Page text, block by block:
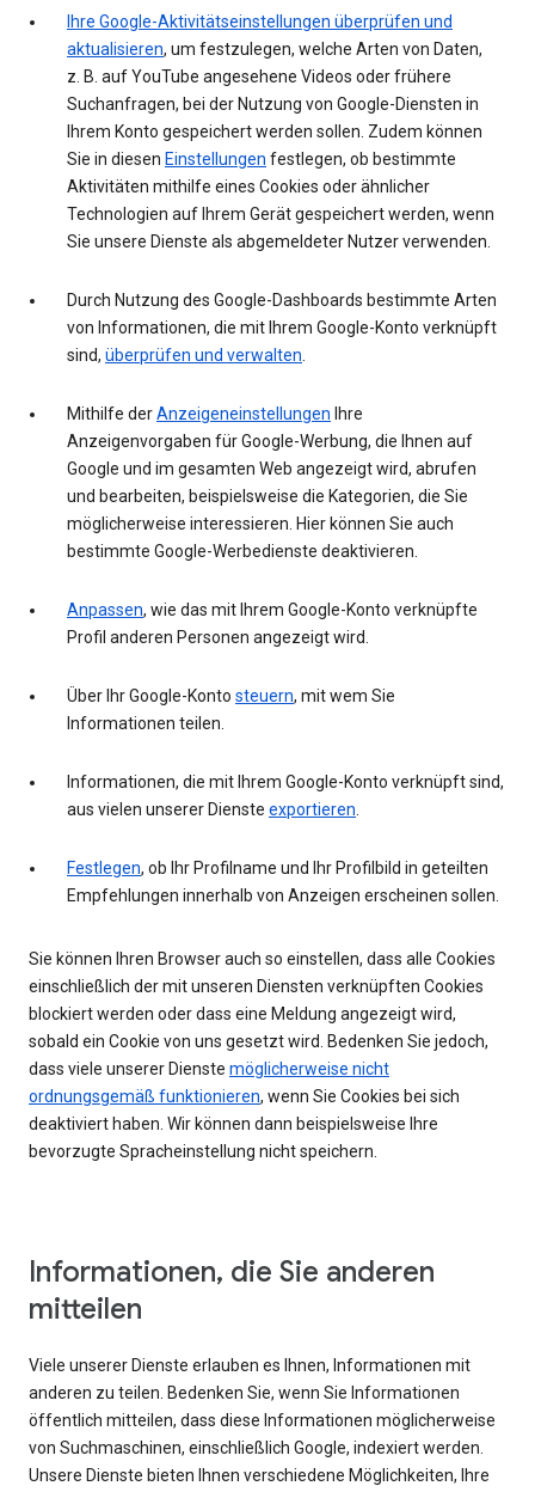
Ihre Google-Aktivitätseinstellungen überprüfen und
aktualisieren, um festzulegen, welche Arten von Daten,
z. B. auf YouTube angesehene Videos oder frühere
Suchanfragen, bei der Nutzung von Google-Diensten in
Ihrem Konto gespeichert werden sollen. Zudem können
Sie in diesen Einstellungen festlegen, ob bestimmte
Aktivitäten mithilfe eines Cookies oder ähnlicher
Technologien auf Ihrem Gerät gespeichert werden, wenn
Sie unsere Dienste als abgemeldeter Nutzer verwenden.
Durch Nutzung des Google-Dashboards bestimmte Arten
von Informationen, die mit Ihrem Google-Konto verknüpft
sind, überprüfen und verwalten.
Mithilfe derAnzeigeneinstellungen Ihre
Anzeigenvorgaben für Google-Werbung, die Ihnen auf
Google und im gesamten Web angezeigt wird, abrufen
und bearbeiten, beispielsweise die Kategorien, die Sie
möglicherweise interessieren. Hier können Sie auch
bestimmte Google-Werbedienste deaktivieren.
Anpassen, wie das mit Ihrem Google-Konto verknüpfte
Profil anderen Personen angezeigt wird.
Über Ihr Google-Konto steuern, mit wem Sie
Informationen teilen.
Informationen, die mit Ihrem Google-Konto verknüpft sind,
aus vielen unserer Dienste exportieren.
Festlegen, ob Ihr Profilname und Ihr Profilbild in geteilten
Empfehlungen innerhalb von Anzeigen erscheinen sollen.
Sie können Ihren Browser auch so einstellen, dass alle Cookies
einschließlich der mit unseren Diensten verknüpften Cookies
blockiert werden oder dass eine Meldung angezeigt wird,
sobald ein Cookie von uns gesetzt wird. Bedenken Sie jedoch,
dass viele unserer Dienste möglicherweise nicht
ordnungsgemäß funktionieren, wenn Sie Cookies bei sich
deaktiviert haben. Wir können dann beispielsweise Ihre
bevorzugte Spracheinstellung nicht speichern.
Informationen, die Sie anderen
mitteilen
Viele unserer Dienste erlauben es Ihnen, Informationen mit
anderen zu teilen. Bedenken Sie, wenn Sie Informationen
öffentlich mitteilen, dass diese Informationen möglicherweise
von Suchmaschinen, einschließlich Google, indexiert werden.
Unsere Dienste bieten Ihnen verschiedene Möglichkeiten, Ihre